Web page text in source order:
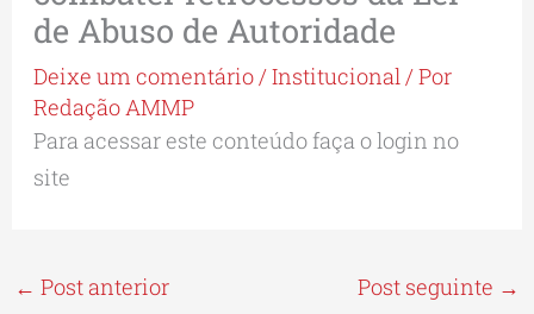
de Abuso de Autoridade
Deixe um comentário/Institucional/ Por
Redação AMMP
Para acessar este conteúdo faça o login no
site
← Post anterior Post seguinte →